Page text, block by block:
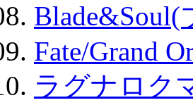
Fate/Grand
ラグナロク